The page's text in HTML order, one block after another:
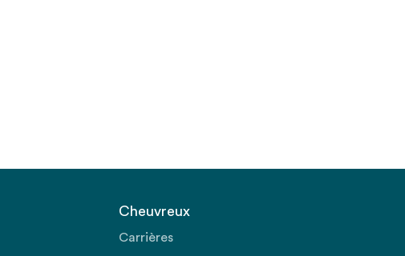
Cheuvreux
Carrières